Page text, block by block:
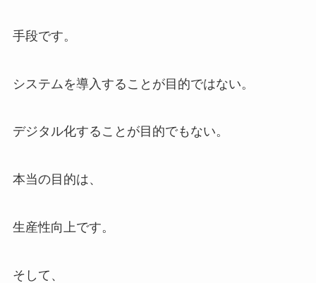
手段です。
システムを導入することが目的ではない。
デジタル化することが目的でもない。
本当の目的は、
生産性向上です。
そして、